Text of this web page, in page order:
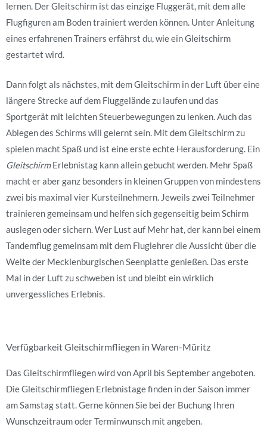
lernen. Der Gleitschirm ist das einzige Fluggerät, mit dem alle
Flugfiguren am Boden trainiert werden können. Unter Anleitung
eines erfahrenen Trainers erfährst du, wie ein Gleitschirm
gestartet wird.
Dann folgt als nächstes, mit dem Gleitschirm in der Luft über eine
längere Strecke auf dem Fluggelände zu laufen und das
Sportgerät mit leichten Steuerbewegungen zu lenken. Auch das
Ablegen des Schirms will gelernt sein. Mit dem Gleitschirm zu
spielen macht Spaß und ist eine erste echte Herausforderung. Ein
GleitschirmErlebnistag kann allein gebucht werden. Mehr Spaß
macht er aber ganz besonders in kleinen Gruppen von mindestens
zwei bis maximal vier Kursteilnehmern. Jeweils zwei Teilnehmer
trainieren gemeinsam und helfen sich gegenseitig beim Schirm
auslegen oder sichern. Wer Lust auf Mehr hat, der kann bei einem
Tandemflug gemeinsam mit dem Fluglehrer die Aussicht über die
Weite der Mecklenburgischen Seenplatte genießen. Das erste
Mal in der Luft zu schweben ist und bleibt ein wirklich
unvergessliches Erlebnis.
Verfügbarkeit Gleitschirmfliegen in Waren-Müritz
Das Gleitschirmfliegen wird von April bis September angeboten.
Die Gleitschirmfliegen Erlebnistage finden in der Saison immer
am Samstag statt. Gerne können Sie bei der Buchung Ihren
Wunschzeitraum oder Terminwunsch mit angeben.